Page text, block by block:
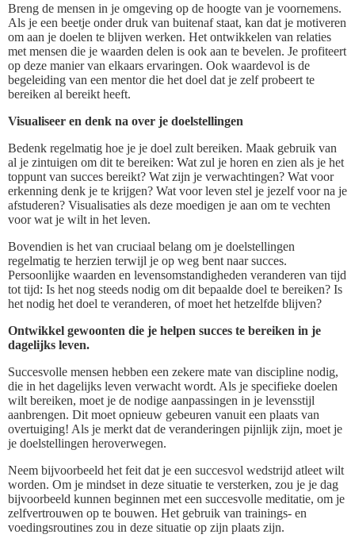
Breng de mensen in je omgeving op de hoogte van je voornemens.
Als je een beetje onder druk van buitenaf staat, kan dat je motiveren
om aan je doelen te blijven werken. Het ontwikkelen van relaties
met mensen die je waarden delen is ook aan te bevelen. Je profiteert
op deze manier van elkaars ervaringen. Ook waardevol is de
begeleiding van een mentor die het doel dat je zelf probeert te
bereiken al bereikt heeft.
Visualiseer en denk na over je doelstellingen
Bedenk regelmatig hoe je je doel zult bereiken. Maak gebruik van
al je zintuigen om dit te bereiken: Wat zul je horen en zien als je het
toppunt van succes bereikt? Wat zijn je verwachtingen? Wat voor
erkenning denk je te krijgen? Wat voor leven stel je jezelf voor na je
afstuderen? Visualisaties als deze moedigen je aan om te vechten
voor wat je wilt in het leven.
Bovendien is het van cruciaal belang om je doelstellingen
regelmatig te herzien terwijl je op weg bent naar succes.
Persoonlijke waarden en levensomstandigheden veranderen van tijd
tot tijd: Is het nog steeds nodig om dit bepaalde doel te bereiken? Is
het nodig het doel te veranderen, of moet het hetzelfde blijven?
Ontwikkel gewoonten die je helpen succes te bereiken in je
dagelijks leven.
Succesvolle mensen hebben een zekere mate van discipline nodig,
die in het dagelijks leven verwacht wordt. Als je specifieke doelen
wilt bereiken, moet je de nodige aanpassingen in je levensstijl
aanbrengen. Dit moet opnieuw gebeuren vanuit een plaats van
overtuiging! Als je merkt dat de veranderingen pijnlijk zijn, moet je
je doelstellingen heroverwegen.
Neem bijvoorbeeld het feit dat je een succesvol wedstrijd atleet wilt
worden. Om je mindset in deze situatie te versterken, zou je je dag
bijvoorbeeld kunnen beginnen met een succesvolle meditatie, om je
zelfvertrouwen op te bouwen. Het gebruik van trainings- en
voedingsroutines zou in deze situatie op zijn plaats zijn.